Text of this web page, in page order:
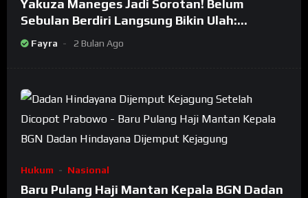
Yakuza Maneges Jadi Sorotan! Belum
Sebulan Berdiri Langsung Bikin Ulah:
Bongkar Oknum Kiyai Besar
Fayra 2 Bulan Ago
Hukum Nasional
Baru Pulang Haji Mantan Kepala BGN Dadan